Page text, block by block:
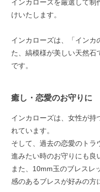
インカローズを厳選して制
けいたします。
インカローズは、「インカ
た、縞模様が美しい天然石
です。
癒し・恋愛のお守りに
インカローズは、女性が持
れています。
そして、過去の恋愛のトラ
進みたい時のお守りにも良
また、10mm玉のブレスレ
感のあるブレスが好みの方